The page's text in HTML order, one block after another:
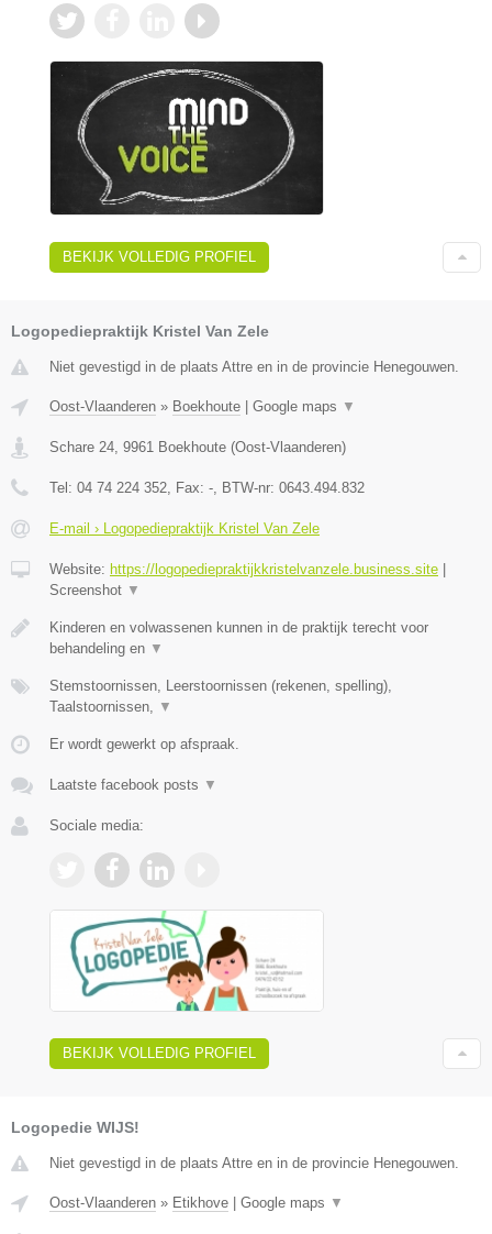
BEKIJK VOLLEDIG PROFIEL
Logopediepraktijk Kristel Van Zele
Niet gevestigd in de plaats Attre en in de provincie Henegouwen.
Oost-Vlaanderen » Boekhoute Google maps ▼
Schare 24, 9961 Boekhoute (Oost-Vlaanderen)
Tel: 04 74 224 352, Fax: -, BTW-nr: 0643.494.832
E-mail › Logopediepraktijk Kristel Van Zele
Website: https://logopediepraktijkkristelvanzele.business.site
Screenshot ▼
Kinderen en volwassenen kunnen in de praktijk terecht voor
behandeling en ▼
Stemstoornissen, Leerstoornissen (rekenen, spelling),
Taalstoornissen, ▼
Er wordt gewerkt op afspraak.
Laatste facebook posts ▼
Sociale media:
BEKIJK VOLLEDIG PROFIEL
Logopedie WIJS!
Niet gevestigd in de plaats Attre en in de provincie Henegouwen.
Oost-Vlaanderen » Etikhove Google maps ▼